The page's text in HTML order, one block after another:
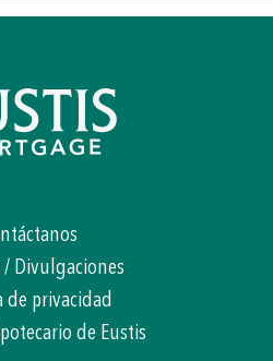
/ Divulgaciones
de privacidad
de Eustis